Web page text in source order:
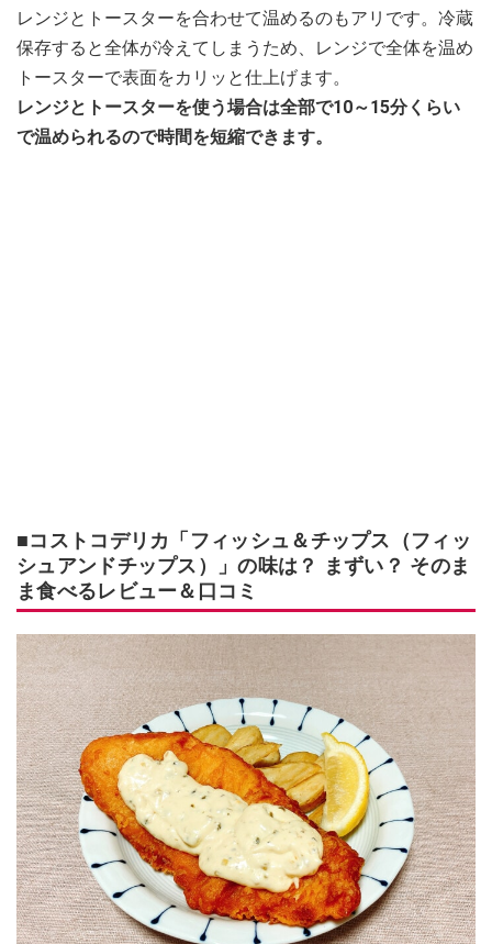
レンジとトースターを合わせて温めるのもアリです。冷蔵
保存すると全体が冷えてしまうため、レンジで全体を温め
トースターで表面をカリッと仕上げます。
レンジとトースターを使う場合は全部で10～15分くらい
で温められるので時間を短縮できます。
■コストコデリカ「フィッシュ＆チップス（フィッ
シュアンドチップス）」の味は？ まずい？ そのま
ま食べるレビュー＆口コミ